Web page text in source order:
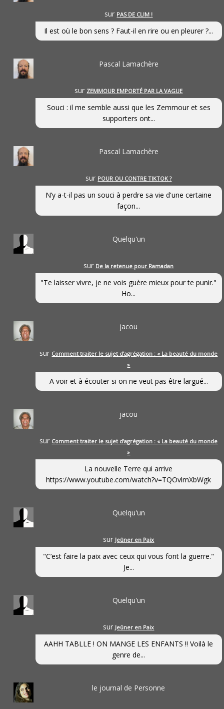
sur PAS DE CLIM !
Il est où le bon sens ? Faut-il en rire ou en pleurer ?...
Pascal Lamachère
sur ZEMMOUR EMPORTÉ PAR LA VAGUE
Souci : il me semble aussi que les Zemmour et ses
supporters ont...
Pascal Lamachère
sur POUR OU CONTRE TIKTOK ?
N’y a-t-il pas un souci à perdre sa vie d'une certaine
façon...
Quelqu'un
sur De la retenue pour Ramadan
"Te laisser vivre, je ne vois guère mieux pour te punir."
Ho...
jacou
sur Comment traiter le sujet d’agrégation : « La beauté du monde
»
A voir et à écouter si on ne veut pas être largué...
jacou
sur Comment traiter le sujet d’agrégation : « La beauté du monde
»
La nouvelle Terre qui arrive
https://www.youtube.com/watch?v=TQOvlmXbWgk
Quelqu'un
sur Jeûner en Paix
"C’est faire la paix avec ceux qui vous font la guerre."
Je...
Quelqu'un
sur Jeûner en Paix
AAHH TABLLE ! ON MANGE LES ENFANTS !! Voilà le
genre de...
le journal de Personne